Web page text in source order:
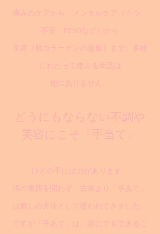
痛みのケアから、メンタルケア（うつ、
不安、PTSDなど）から
美容（肌コラーゲンの凝集）まで、多岐
にわたって使える商品は
他にありません。
どうにもならない不調や
美容にこそ『手当て』
ひとの手には力があります。
洋の東西を問わず、古来より「手あて」
は癒しの方法として使われてきました。
ですが「手あて」は、誰にでもできるこ